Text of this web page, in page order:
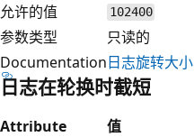
允许的值 102400
参数类型
只读的
Documentation日志旋转大小
日志在轮换时截短
Attribute
值